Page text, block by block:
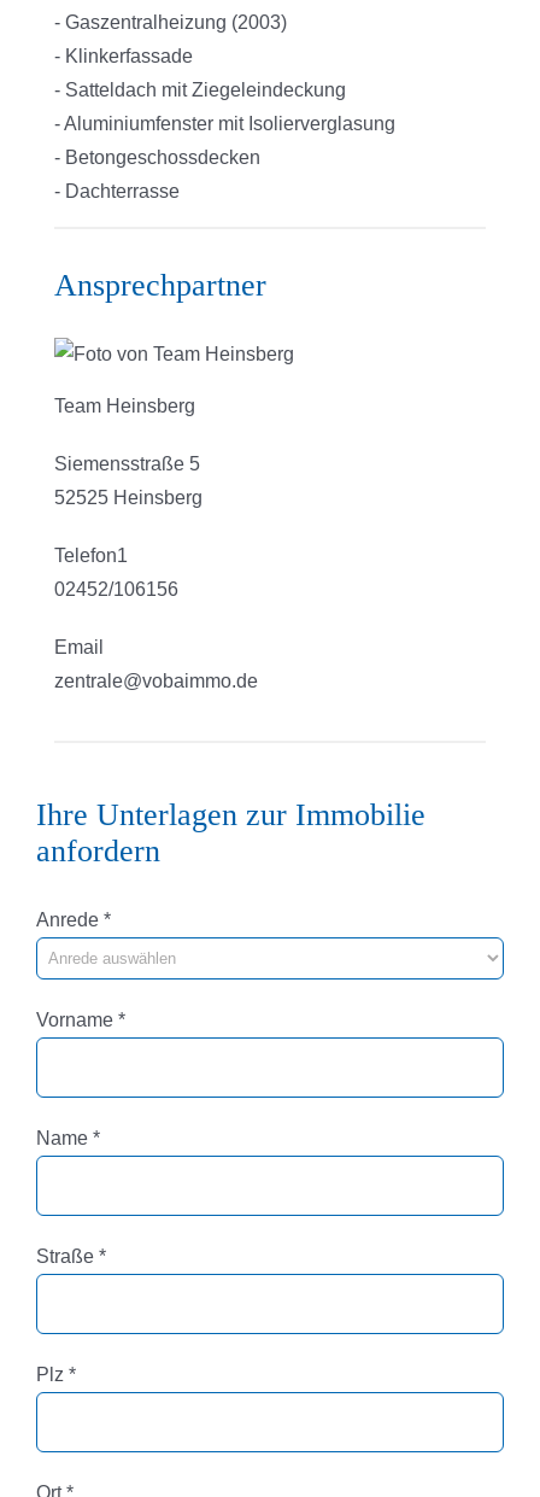
- Gaszentralheizung (2003)
- Klinkerfassade
- Satteldach mit Ziegeleindeckung
- Aluminiumfenster mit Isolierverglasung
- Betongeschossdecken
- Dachterrasse
Ansprechpartner
Team Heinsberg
Siemensstraße 5
52525 Heinsberg
Telefon1
02452/106156
Email
zentrale@vobaimmo.de
Ihre Unterlagen zur Immobilie
anfordern
Anrede Pflichtfeld
*
Vorname Pflichtfeld
*
Name Pflichtfeld
*
Straße Pflichtfeld
*
Plz Pflichtfeld
*
Pflichtfeld